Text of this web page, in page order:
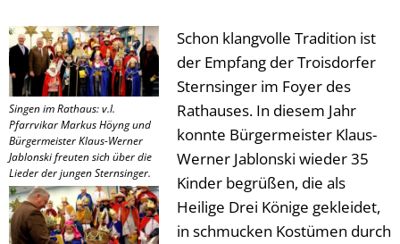
Singen im Rathaus: v.l.
Pfarrvikar Markus Höyng und
Bürgermeister Klaus-Werner
Jablonski freuten sich über die
Lieder der jungen Sternsinger.
Schon klangvolle Tradition ist
der Empfang der Troisdorfer
Sternsinger im Foyer des
Rathauses. In diesem Jahr
konnte Bürgermeister Klaus-
Werner Jablonski wieder 35
Kinder begrüßen, die als
Heilige Drei Könige gekleidet,
in schmucken Kostümen durch